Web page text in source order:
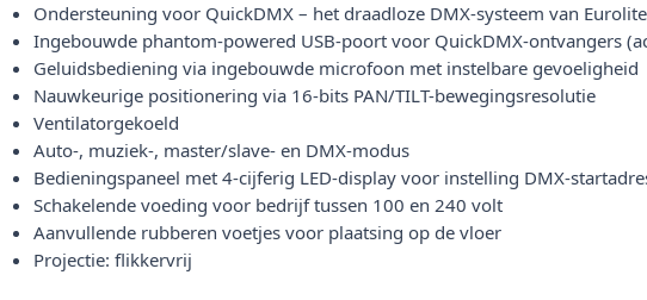
Ondersteuning voor QuickDMX – het draadloze DMX-systeem van Eurolite
Ingebouwde phantom-powered USB-poort voor QuickDMX-ontvangers
Geluidsbediening via ingebouwde microfoon met instelbare gevoeligheid
Nauwkeurige positionering via 16-bits PAN/TILT-bewegingsresolutie
Ventilatorgekoeld
Auto-, muziek-, master/slave- en DMX-modus
Bedieningspaneel met 4-cijferig LED-display voor instelling DMX-
Schakelende voeding voor bedrijf tussen 100 en 240 volt
Aanvullende rubberen voetjes voor plaatsing op de vloer
Projectie: flikkervrij